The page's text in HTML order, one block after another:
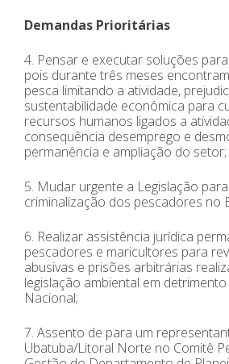
Demandas Prioritárias
4. Pensar e executar soluções
pois durante três meses
pesca limitando a atividade,
sustentabilidade econômica para
recursos humanos ligados a
consequência desemprego e
permanência e ampliação do setor;
5. Mudar urgente a Legislação
criminalização dos pescadores no
6. Realizar assistência jurídica
pescadores e maricultores para
abusivas e prisões arbitrárias
legislação ambiental em
Nacional;
7. Assento de para um
Ubatuba/Litoral Norte no Comitê